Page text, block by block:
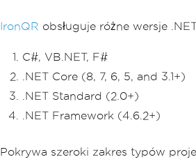
IronQR obsługuje różne wersje
C#, VB.NET, F#
.NET Core (8, 7, 6, 5, and 3.1+)
.NET Standard (2.0+)
.NET Framework (4.6.2+)
Pokrywa szeroki zakres typów